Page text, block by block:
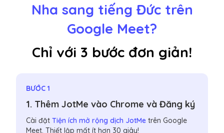
Nha sang tiếng Đức trên
Google Meet?
Chỉ với 3 bước đơn giản!
BƯỚC 1
1. Thêm JotMe vào Chrome và Đăng ký
Cài đặtTiện ích mở rộng dịch JotMe trên Google
Meet. Thiết lập mất ít hơn 30 giây!